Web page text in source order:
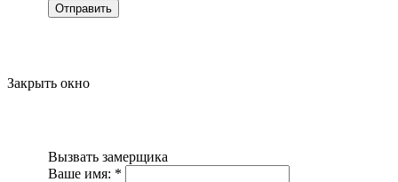
Отправить
Закрыть окно
Вызвать замерщика
Ваше имя: *